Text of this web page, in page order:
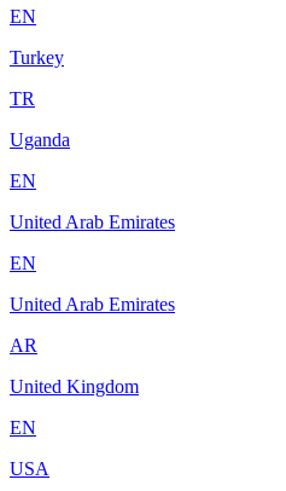
EN
Turkey
TR
Uganda
EN
United Arab Emirates
EN
United Arab Emirates
AR
United Kingdom
EN
USA